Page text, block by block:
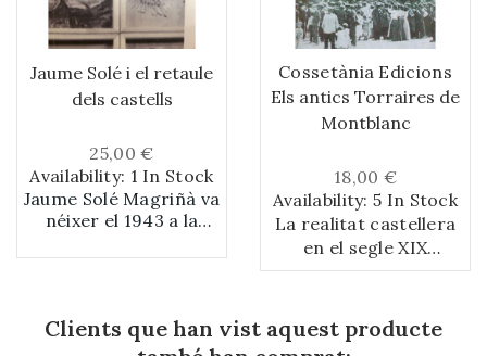
Jaume Solé i el retaule
dels castells
25,00 €
Availability: 1 In Stock
Jaume Solé Magriñà va
néixer el 1943 a la
tenia catorze anys va
l’Escola d’Art on
donava classes un
Cossetània Edicions
Els antics Torraires de
Montblanc
18,00 €
Availability:5 In Stock
La realitat castellera
en el segle XIX
ultrapassa les
vallenques. Un dels
màxims exponents
Clients que han vist aquest producte